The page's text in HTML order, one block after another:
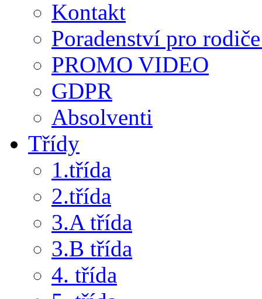
Kontakt
Poradenství pro
PROMO VIDEO
GDPR
Absolventi
Třídy
1.třída
2.třída
3.A třída
3.B třída
4. třída